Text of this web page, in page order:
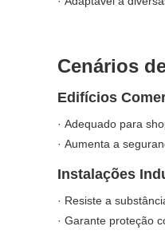
Cenários
Edifícios
· Adequado para
· Aumenta a
Instalações
· Resiste a
· Garante proteção